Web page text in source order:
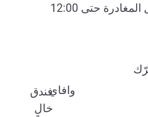
المغادرة حتى 12:00
وافايفندق
خالٍ